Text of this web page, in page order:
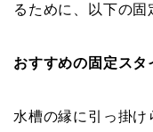
るために、以下の固
おすすめの固定ス
水槽の縁に引っ掛